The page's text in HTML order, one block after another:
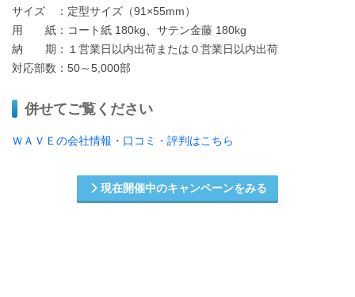
サイズ ：定型サイズ（91×55mm）
用 紙：コート紙 180kg、サテン金藤 180kg
納 期：１営業日以内出荷または０営業日以内出荷
対応部数：50～5,000部
併せてご覧ください
ＷＡＶＥの会社情報・口コミ・評判はこちら
現在開催中のキャンペーンをみる